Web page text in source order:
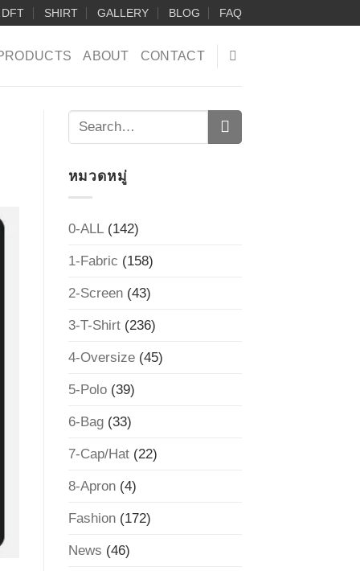
DFT SHIRT GALLERY BLOG FAQ
ABOUT CONTACT
หมวดหมู่
0-ALL(142)
1-Fabric (158)
2-Screen(43)
3-T-Shirt(236)
4-Oversize(45)
5-Polo(39)
6-Bag(33)
7-Cap/Hat(22)
8-Apron(4)
Fashion(172)
News (46)